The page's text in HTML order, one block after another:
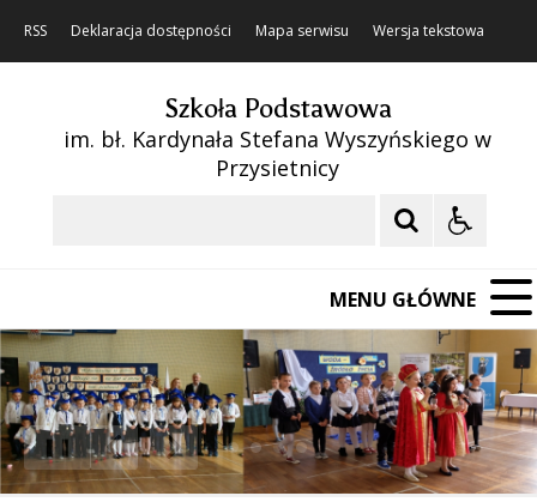
RSS Deklaracja dostępności Mapa serwisu Wersja tekstowa
Szkoła Podstawowa
im. bł. Kardynała Stefana Wyszyńskiego w
Przysietnicy
MENU GŁÓWNE
Poprzedni Element
Następny Element
❚❚